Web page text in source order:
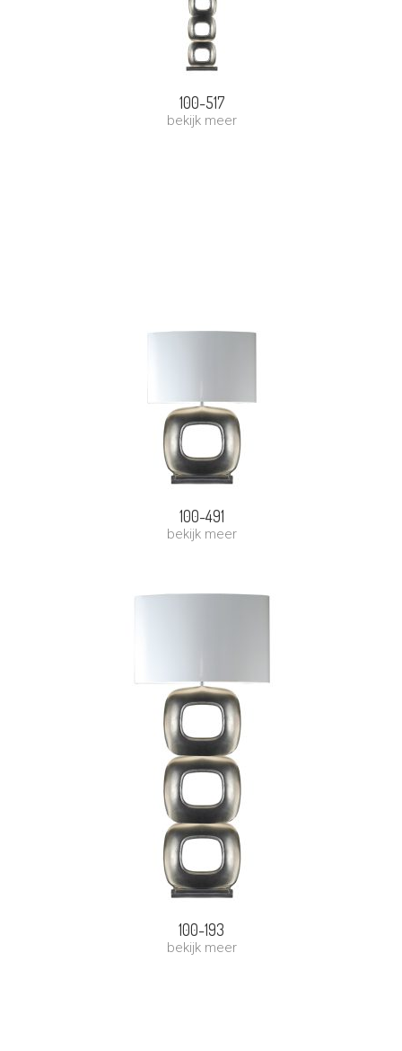
100-517
bekijk meer
100-491
bekijk meer
100-193
bekijk meer